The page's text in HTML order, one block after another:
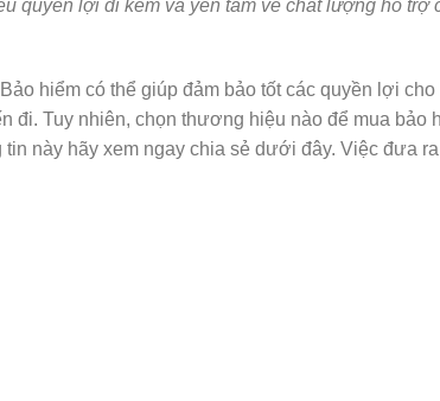
quyền lợi đi kèm và yên tâm về chất lượng hỗ trợ
hiểm có thể giúp đảm bảo tốt các quyền lợi cho
đi. Tuy nhiên, chọn thương hiệu nào để mua bảo
này hãy xem ngay chia sẻ dưới đây. Việc đưa